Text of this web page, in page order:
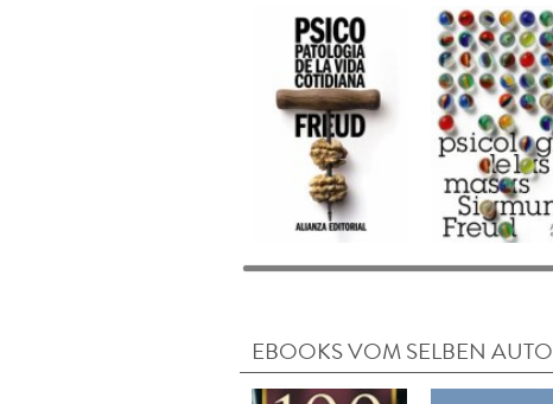
EBOOKS VOM SELBEN